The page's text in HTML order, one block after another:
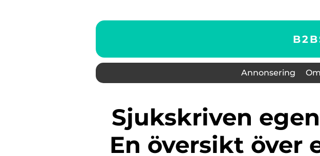
Annonsering
Sjukskriven egenföretagare:
En översikt över